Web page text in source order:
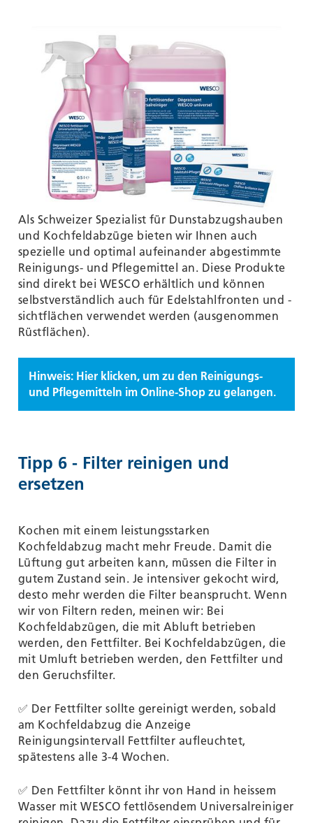
Als Schweizer Spezialist für Dunstabzugshauben
und Kochfeldabzüge bieten wir Ihnen auch
spezielle und optimal aufeinander abgestimmte
Reinigungs- und Pflegemittel an. Diese Produkte
sind direkt bei WESCO erhältlich und können
selbstverständlich auch für Edelstahlfronten und -
sichtflächen verwendet werden (ausgenommen
Rüstflächen).
Hinweis: Hier klicken, um zu den Reinigungs-
und Pflegemitteln im Online-Shop zu gelangen.
Tipp 6 - Filter reinigen und
ersetzen
Kochen mit einem leistungsstarken
Kochfeldabzug macht mehr Freude. Damit die
Lüftung gut arbeiten kann, müssen die Filter in
gutem Zustand sein. Je intensiver gekocht wird,
desto mehr werden die Filter beansprucht. Wenn
wir von Filtern reden, meinen wir: Bei
Kochfeldabzügen, die mit Abluft betrieben
werden, den Fettfilter. Bei Kochfeldabzügen, die
mit Umluft betrieben werden, den Fettfilter und
den Geruchsfilter.
✅ Der Fettfilter sollte gereinigt werden, sobald
am Kochfeldabzug die Anzeige
Reinigungsintervall Fettfilter aufleuchtet,
spätestens alle 3-4 Wochen.
✅ Den Fettfilter könnt ihr von Hand in heissem
Wasser mit WESCO fettlösendem Universalreiniger